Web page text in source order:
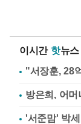
이시간 핫뉴스
"서장훈, 28
방은희, 어
'서준맘' 박